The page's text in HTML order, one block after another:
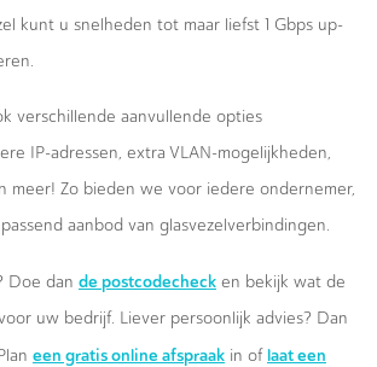
kunt u snelheden tot maar liefst 1 Gbps up-
verschillende aanvullende opties
IP-adressen, extra VLAN-mogelijkheden,
meer! Zo bieden we voor iedere ondernemer,
aanbod van glasvezelverbindingen.
Doe dan de postcodecheck en bekijk wat de
uw bedrijf. Liever persoonlijk advies? Dan
een gratis online afspraak in of laat een